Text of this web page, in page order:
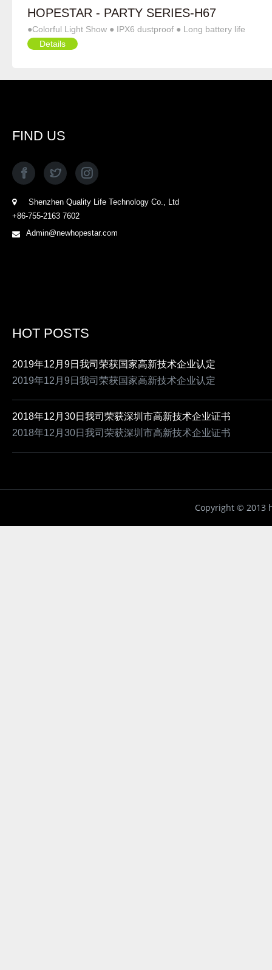
HOPESTAR - PARTY SERIES-H67
●Colorful Light Show ● IPX6 dustproof ● Long battery life
Details
FIND US
Shenzhen Quality Life Technology Co., Ltd
+86-755-2163 7602
Admin@newhopestar.com
HOT POSTS
2019年12月9日我司荣获国家高新技术企业认定
2019年12月9日我司荣获国家高新技术企业认定
2018年12月30日我司荣获深圳市高新技术企业证书
2018年12月30日我司荣获深圳市高新技术企业证书
Copyright © 2013